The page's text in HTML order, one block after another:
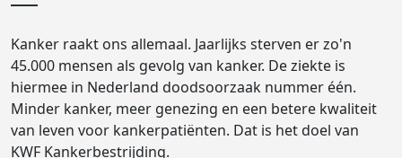
Kanker raakt ons allemaal. Jaarlijks sterven er zo'n
45.000 mensen als gevolg van kanker. De ziekte is
hiermee in Nederland doodsoorzaak nummer één.
Minder kanker, meer genezing en een betere kwaliteit
van leven voor kankerpatiënten. Dat is het doel van
KWF Kankerbestrijding.